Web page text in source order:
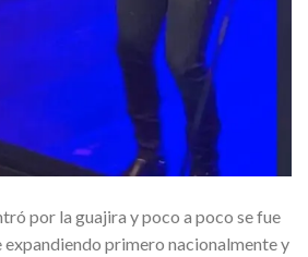
por la guajira y poco a poco se fue
expandiendo primero nacionalmente y